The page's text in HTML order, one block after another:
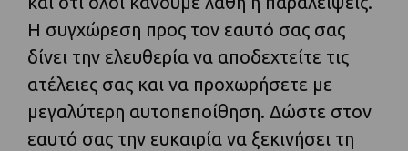
Η συγχώρεση προς τον εαυτό σας σας
δίνει την ελευθερία να αποδεχτείτε τις
ατέλειες σας και να προχωρήσετε με
μεγαλύτερη αυτοπεποίθηση. Δώστε στον
εαυτό σας την ευκαιρία να ξεκινήσει τη